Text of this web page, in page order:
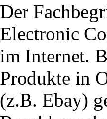
Der
Electronic
im Internet.
Produkte in
(z.B. Ebay)